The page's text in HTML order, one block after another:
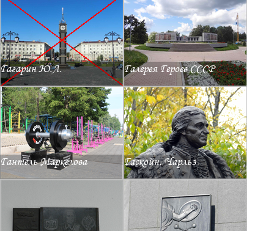
Гагарин Ю.А. Галерея Героев СССР
Гантель Маркелова Гаскойн, Чарльз